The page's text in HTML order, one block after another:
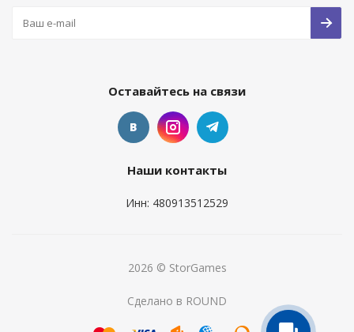
Оставайтесь на связи
Наши контакты
Инн: 480913512529
2026 © StorGames
Сделано в ROUND